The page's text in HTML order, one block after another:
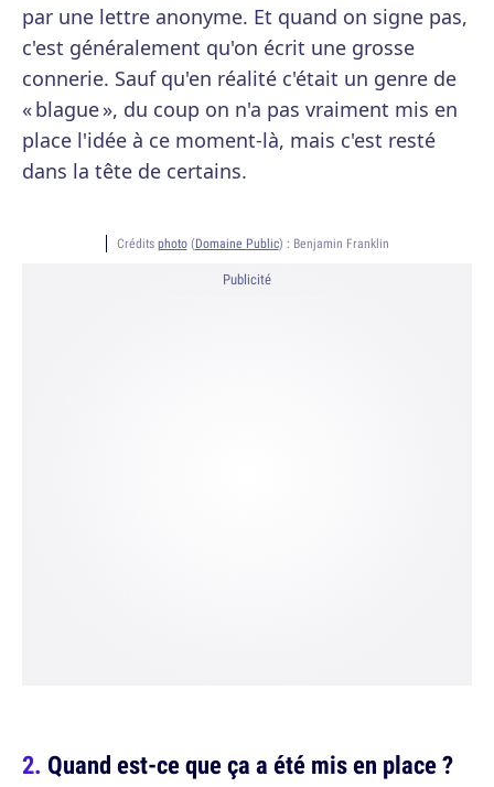
par une lettre anonyme. Et quand on signe pas,
c'est généralement qu'on écrit une grosse
connerie. Sauf qu'en réalité c'était un genre de
« blague », du coup on n'a pas vraiment mis en
place l'idée à ce moment-là, mais c'est resté
dans la tête de certains.
Crédits photo(Domaine Public) : Benjamin Franklin
Publicité
Quand est-ce que ça a été mis en place ?